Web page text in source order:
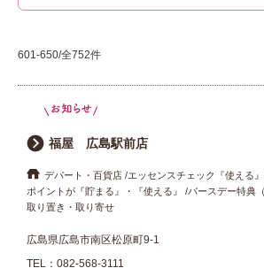
601-650/全752件
福屋 広島駅前店
デパート・百貨店 エッセンスチェック『使える』
ポイントが『貯まる』・『使える』
バースデー特典
取り置き・取り寄せ
広島県広島市南区松原町9-1
TEL： 082-568-3111